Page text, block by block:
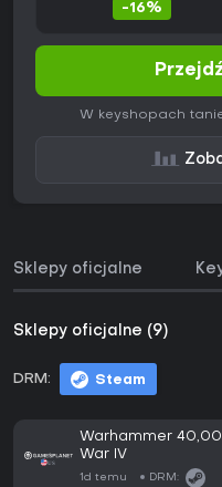
-16%
W keyshopach
Sklepy oficjalne
Sklepy oficjalne (9)
DRM: Steam
Warhammer
War IV
1d temu DRM: